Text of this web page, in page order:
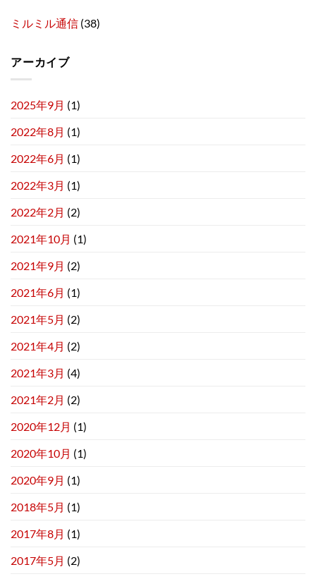
ミルミル通信 (38)
アーカイブ
2025年9月 (1)
2022年8月 (1)
2022年6月 (1)
2022年3月 (1)
2022年2月 (2)
2021年10月 (1)
2021年9月 (2)
2021年6月 (1)
2021年5月 (2)
2021年4月 (2)
2021年3月 (4)
2021年2月 (2)
2020年12月 (1)
2020年10月 (1)
2020年9月 (1)
2018年5月 (1)
2017年8月 (1)
2017年5月 (2)